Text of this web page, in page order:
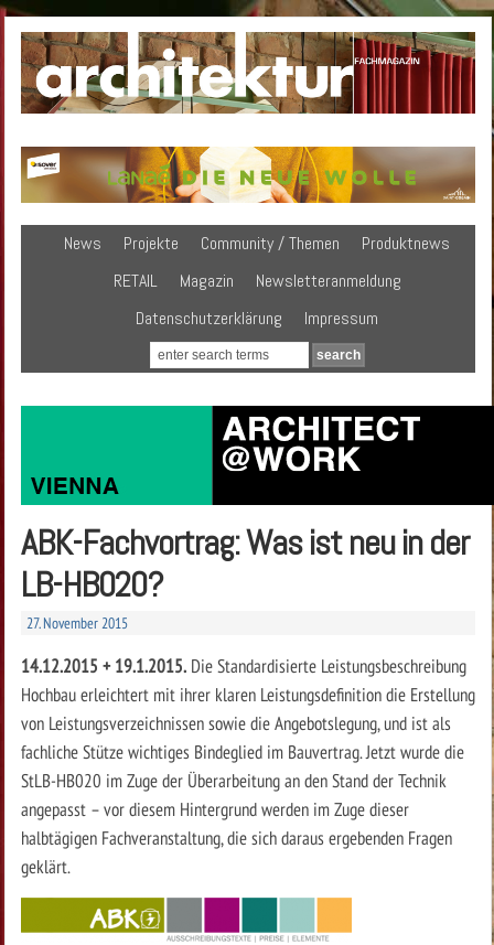
News Projekte Community / Themen
Produktnews
RETAIL
Magazin
Newsletteranmeldung
Datenschutzerklärung
Impressum
ABK-Fachvortrag: Was ist neu in der
LB-HB020?
27. November 2015
14.12.2015 + 19.1.2015.Die Standardisierte Leistungsbeschreibung
Hochbau erleichtert mit ihrer klaren Leistungsdefinition die Erstellung
von Leistungsverzeichnissen sowie die Angebotslegung, und ist als
fachliche Stütze wichtiges Bindeglied im Bauvertrag. Jetzt wurde die
StLB-HB020 im Zuge der Überarbeitung an den Stand der Technik
angepasst – vor diesem Hintergrund werden im Zuge dieser
halbtägigen Fachveranstaltung, die sich daraus ergebenden Fragen
geklärt.